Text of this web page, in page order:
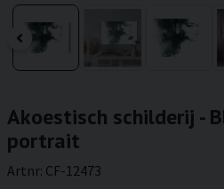
Akoestisch schilderij -
portrait
Artnr: CF-12473